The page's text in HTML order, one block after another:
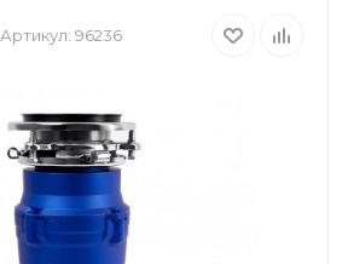
Артикул: 96236